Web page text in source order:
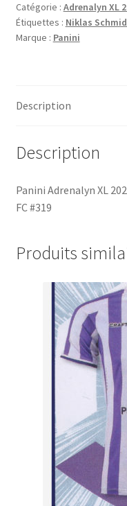
2025-
26
-
Toulouse
#319
Catégorie : Adrenalyn XL
Étiquettes : Niklas
Marque : Panini
Description
Description
Panini Adrenalyn XL
FC #319
Produits